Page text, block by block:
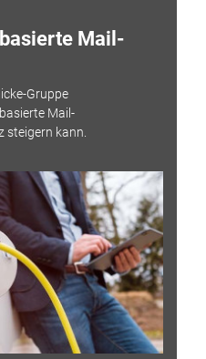
Mail-
Gruppe
Mail-
steigern kann.